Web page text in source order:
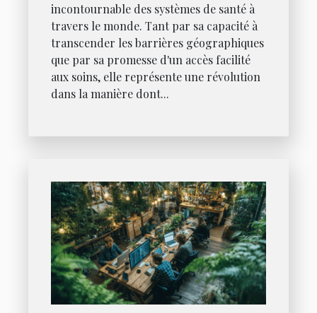
incontournable des systèmes de santé à
travers le monde. Tant par sa capacité à
transcender les barrières géographiques
que par sa promesse d'un accès facilité
aux soins, elle représente une révolution
dans la manière dont...